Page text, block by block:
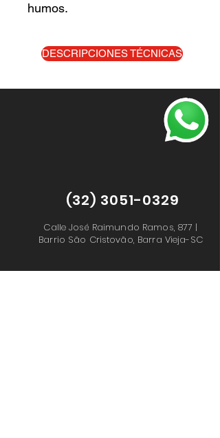
humos.
DESCRIPCIONES TÉCNICAS
(32) 3051-0329
Calle José Raimundo Ramos, 877 |
Barrio São Cristovão, Barra Vieja-SC